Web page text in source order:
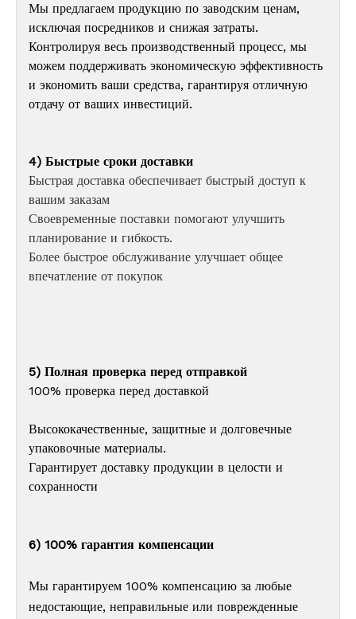
Мы предлагаем продукцию по заводским ценам,
исключая посредников и снижая затраты.
Контролируя весь производственный процесс, мы
можем поддерживать экономическую эффективность
и экономить ваши средства, гарантируя отличную
отдачу от ваших инвестиций.
4) Быстрые сроки доставки
Быстрая доставка обеспечивает быстрый доступ к
вашим заказам
Своевременные поставки помогают улучшить
планирование и гибкость.
Более быстрое обслуживание улучшает общее
впечатление от покупок
5) Полная проверка перед отправкой
100% проверка перед доставкой
Высококачественные, защитные и долговечные
упаковочные материалы.
Гарантирует доставку продукции в целости и
сохранности
6) 100% гарантия компенсации
Мы гарантируем 100% компенсацию за любые
недостающие, неправильные или поврежденные